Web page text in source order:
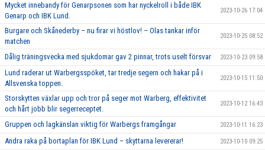
Mycket innebandy för Genarpsonen som har nyckelroll i både IBK
Genarp och IBK Lund.
2023-10-26 17:04
Burgare och Skånederby – nu firar vi höstlov! – Olas tankar inför
matchen
2023-10-25 08:52
Dålig träningsvecka med sjukdomar gav 2 pinnar, trots uselt försvar 2023-10-23 09:58
Lund raderar ut Warbergsspöket, tar tredje segern och hakar på i
Allsvenska toppen.
2023-10-15 11:50
Storskytten växlar upp och tror på seger mot Warberg, effektivitet
och hårt jobb blir segerreceptet.
2023-10-12 16:43
Gruppen och lagkänslan viktig för Warbergs framgångar 2023-10-11 16:23
Andra raka på bortaplan för IBK Lund – skyttarna levererar! 2023-10-10 09:25